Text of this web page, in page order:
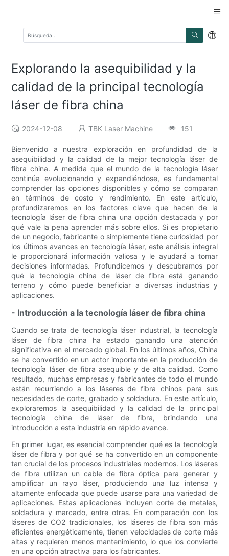
Explorando la asequibilidad y la
calidad de la principal tecnología
láser de fibra china
2024-12-08 TBK Laser Machine 151
Bienvenido a nuestra exploración en profundidad de la
asequibilidad y la calidad de la mejor tecnología láser de
fibra china. A medida que el mundo de la tecnología láser
continúa evolucionando y expandiéndose, es fundamental
comprender las opciones disponibles y cómo se comparan
en términos de costo y rendimiento. En este artículo,
profundizaremos en los factores clave que hacen de la
tecnología láser de fibra china una opción destacada y por
qué vale la pena aprender más sobre ellos. Si es propietario
de un negocio, fabricante o simplemente tiene curiosidad por
los últimos avances en tecnología láser, este análisis integral
le proporcionará información valiosa y le ayudará a tomar
decisiones informadas. Profundicemos y descubramos por
qué la tecnología china de láser de fibra está ganando
terreno y cómo puede beneficiar a diversas industrias y
aplicaciones.
- Introducción a la tecnología láser de fibra china
Cuando se trata de tecnología láser industrial, la tecnología
láser de fibra china ha estado ganando una atención
significativa en el mercado global. En los últimos años, China
se ha convertido en un actor importante en la producción de
tecnología láser de fibra asequible y de alta calidad. Como
resultado, muchas empresas y fabricantes de todo el mundo
están recurriendo a los láseres de fibra chinos para sus
necesidades de corte, grabado y soldadura. En este artículo,
exploraremos la asequibilidad y la calidad de la principal
tecnología china de láser de fibra, brindando una
introducción a esta industria en rápido avance.
En primer lugar, es esencial comprender qué es la tecnología
láser de fibra y por qué se ha convertido en un componente
tan crucial de los procesos industriales modernos. Los láseres
de fibra utilizan un cable de fibra óptica para generar y
amplificar un rayo láser, produciendo una luz intensa y
altamente enfocada que puede usarse para una variedad de
aplicaciones. Estas aplicaciones incluyen corte de metales,
soldadura y marcado, entre otras. En comparación con los
láseres de CO2 tradicionales, los láseres de fibra son más
eficientes energéticamente, tienen velocidades de corte más
altas y requieren menos mantenimiento, lo que los convierte
en una opción atractiva para los fabricantes.